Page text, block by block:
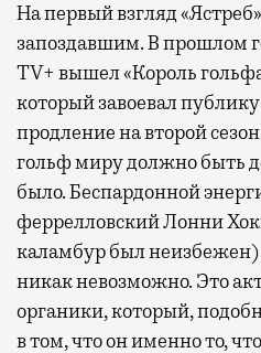
На первый взгляд
запоздавшим. В прошлом
TV+ вышел «Король
который завоевал
продление на второй
гольф миру должно быть
было. Беспардонной
феррелловский Лонни
каламбур был неизбежен)
никак невозможно. Это
органики, который,
в том, что он именно то,